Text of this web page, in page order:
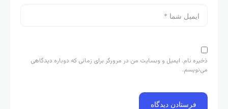
ذخیره نام، ایمیل و وبسایت من در مرورگر برای زمانی که دوباره دیدگاهی
می‌نویسم.